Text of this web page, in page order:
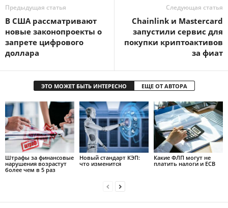
Предыдущая статья
В США рассматривают
новые законопроекты о
запрете цифрового
доллара
Следующая статья
Chainlink и Mastercard
запустили сервис для
покупки криптоактивов
за фиат
ЭТО МОЖЕТ БЫТЬ ИНТЕРЕСНО ЕЩЕ ОТ АВТОРА
Штрафы за финансовые
нарушения возрастут
более чем в 5 раз
Новый стандарт КЭП:
что изменится
Какие ФЛП могут не
платить налоги и ЕСВ